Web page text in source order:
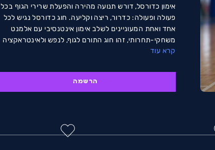
אימון כדורסל, דורש תנועה מהירה והפעלת שרירי הגוף בכל
פעולה ופעולה: כדרור, ריצה וקליעה. חוג כדורסל נגיש לכל
אחד ואחת המעוניינים לשלב אימון אינטנסיבי עם אלמנט
משחקי-תחרותי, זהו חוג התורם לגוף, לנפש ולאינטראקציה
החברתית.
קרא עוד
הרשמה